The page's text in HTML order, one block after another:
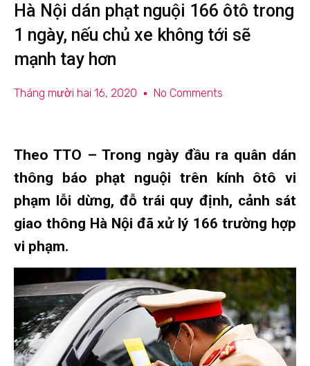
Hà Nội dán phạt nguội 166 ôtô trong
1 ngày, nếu chủ xe không tới sẽ
mạnh tay hơn
Tháng mười hai 16, 2020 No Comments
Theo TTO – Trong ngày đầu ra quân dán
thông báo phạt nguội trên kính ôtô vi
phạm lỗi dừng, đỗ trái quy định, cảnh sát
giao thông Hà Nội đã xử lý 166 trường hợp
vi phạm.